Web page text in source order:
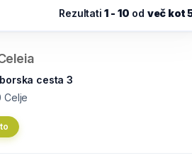
Rezultati1 - 10 od več kot
cesta 3
Celje